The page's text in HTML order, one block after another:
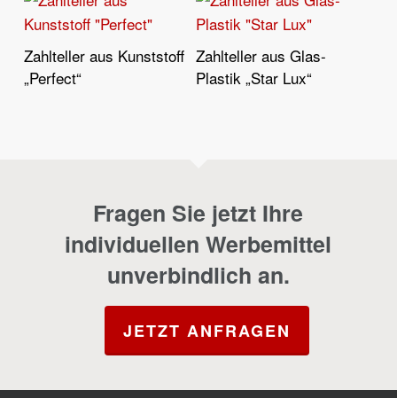
Weiterlesen
Zahlteller aus Kunststoff
„Perfect“
Weiterlesen
Zahlteller aus Glas-
Plastik „Star Lux“
Fragen Sie jetzt Ihre
individuellen Werbemittel
unverbindlich an.
JETZT ANFRAGEN